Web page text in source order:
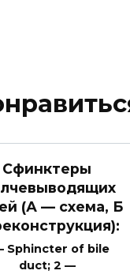
Сфинктеры
(А — схема, Б
Sphincter of bile
duct; 2 —